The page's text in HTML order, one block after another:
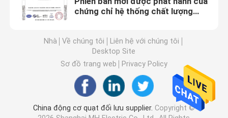
chứng chỉ hệ thống chất lượng
Nhà Về chúng tôi
Liên hệ với chúng tôi
Desktop Site
Sơ đồ trang web
Privacy Policy
China động cơ quạt đối lưu supplier. Copyright ©